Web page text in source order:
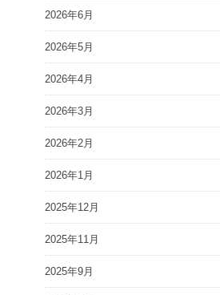
2026年6月
2026年5月
2026年4月
2026年3月
2026年2月
2026年1月
2025年12月
2025年11月
2025年9月